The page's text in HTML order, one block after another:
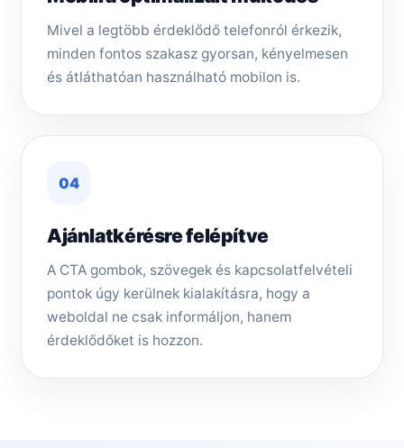
Mivel a legtöbb érdeklődő telefonról érkezik,
minden fontos szakasz gyorsan, kényelmesen
és átláthatóan használható mobilon is.
04
Ajánlatkérésre felépítve
A CTA gombok, szövegek és kapcsolatfelvételi
pontok úgy kerülnek kialakításra, hogy a
weboldal ne csak informáljon, hanem
érdeklődőket is hozzon.